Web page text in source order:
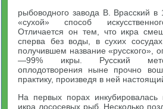
рыбоводного завода В. Врасский в
«сухой» способ
Отличается он тем, что икра
сперва без воды, в сухих
получившем название «русского»,
—99% икры. Русский метод
оплодотворения ныне прочно
практику, произведя в ней
На первых порах инкубировалась
икра лососевых рыб. Несколько